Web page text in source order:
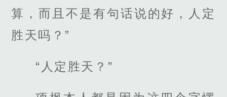
算，而且不是有句话说的好，人定
胜天吗？”
“人定胜天？”